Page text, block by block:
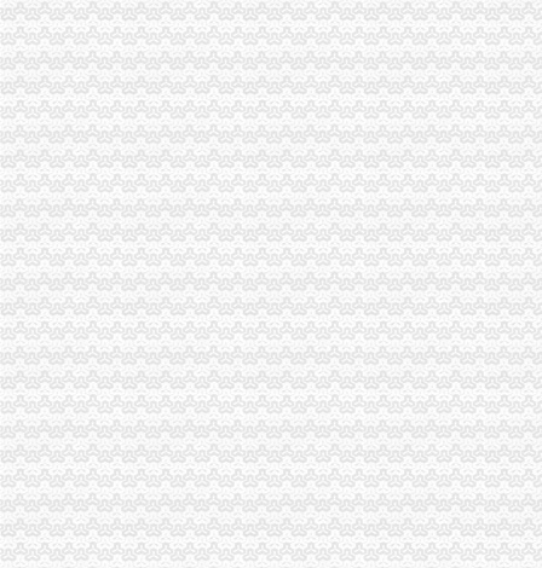
重庆鑫辰缘建筑劳务有限公司_其他行业_重庆市渝北区双凤桥街道义学
长安福特
长安福汽车有限公司招聘_长安福汽车有限公司新招聘_华威人才
长安福车友论坛
长安福召回56万余辆汽车-新华网
长安福汽车配件-福汽车配件-华中配货中心
长安福-车云网
松树桥分公司注销
【剑域漫画h】[自录][SOSG小说组][川原砾]SwordArtOnline剑
交通.邮电
2009年大事记-中国襄网
湖北省环境保护厅--宜昌市中央环境保护督察组交办问题处理况
国内新闻-新闻频道
一碗水分公司注销
面包牛奶居然不是健康早餐？！这6种早点吃错好多年！-上游新闻汇聚
【干货】摩洛哥,不说再见,摩洛哥旅游攻略-马蜂窝
长沙保险精算师：长沙飘飘香卤肉盖饭-长沙爱问分类
龙8国际娱乐官方网站.》》龙8国际娱乐官方网站.【佳用户体验】_
多喝水好处多多,但有三种水可不要喝哟！-养生之道-健康养生-养老信
双龙湖分公司注销
分公司注销登记需要提供什么材料？_搜狐财经_搜狐网
分公司注销流程